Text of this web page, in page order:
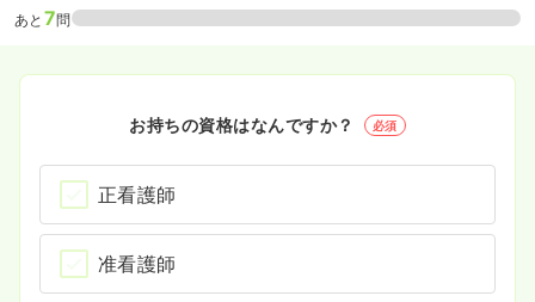
あと 7問
お持ちの資格はなんですか？ 必須
正看護師
准看護師